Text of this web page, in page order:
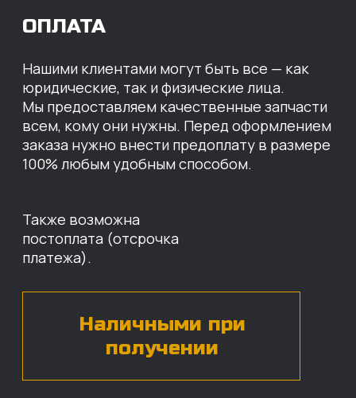
ПРЕДЛОЖИТЬ ВАМ
ИНДИВИДУАЛЬНЫЕ
УСЛОВИЯ НА СТОИМОСТЬ
НАШИХ ЗАПЧАСТЕЙ
Оставьте свои контактные данные,
наши специалисты свяжутся с вами,
назовут цены и проконсультируют
БЕСПЛАТНАЯ КОНСУЛЬТАЦИЯ